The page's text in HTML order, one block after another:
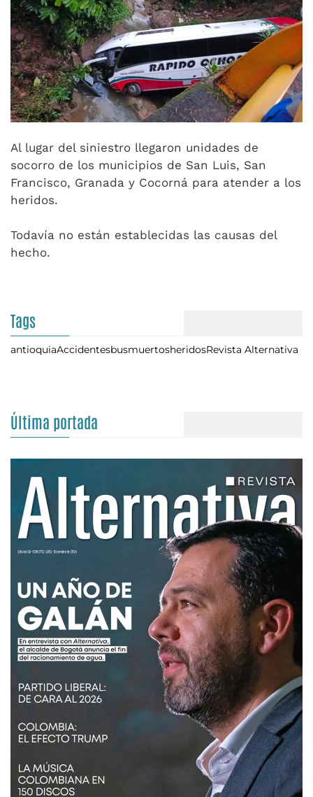
Al lugar del siniestro llegaron unidades de
socorro de los municipios de San Luis, San
Francisco, Granada y Cocorná para atender a los
heridos.
Todavía no están establecidas las causas del
hecho.
Tags
antioquiaAccidentesbusmuertosheridosRevista Alternativa
Última portada